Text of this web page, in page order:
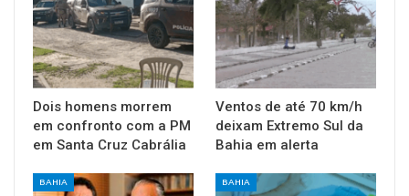
Dois homens morrem
em confronto com a PM
em Santa Cruz Cabrália
Ventos de até 70 km/h
deixam Extremo Sul da
Bahia em alerta
BAHIA BAHIA